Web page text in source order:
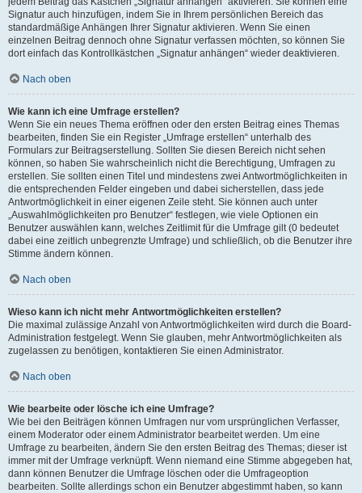
Signatur auch hinzufügen, indem Sie in Ihrem persönlichen Bereich das
standardmäßige Anhängen Ihrer Signatur aktivieren. Wenn Sie einen
einzelnen Beitrag dennoch ohne Signatur verfassen möchten, so können Sie
dort einfach das Kontrollkästchen „Signatur anhängen“ wieder deaktivieren.
Nach oben
Wie kann ich eine Umfrage erstellen?
Wenn Sie ein neues Thema eröffnen oder den ersten Beitrag eines Themas
bearbeiten, finden Sie ein Register „Umfrage erstellen“ unterhalb des
Formulars zur Beitragserstellung. Sollten Sie diesen Bereich nicht sehen
können, so haben Sie wahrscheinlich nicht die Berechtigung, Umfragen zu
erstellen. Sie sollten einen Titel und mindestens zwei Antwortmöglichkeiten in
die entsprechenden Felder eingeben und dabei sicherstellen, dass jede
Antwortmöglichkeit in einer eigenen Zeile steht. Sie können auch unter
„Auswahlmöglichkeiten pro Benutzer“ festlegen, wie viele Optionen ein
Benutzer auswählen kann, welches Zeitlimit für die Umfrage gilt (0 bedeutet
dabei eine zeitlich unbegrenzte Umfrage) und schließlich, ob die Benutzer ihre
Stimme ändern können.
Nach oben
Wieso kann ich nicht mehr Antwortmöglichkeiten erstellen?
Die maximal zulässige Anzahl von Antwortmöglichkeiten wird durch die Board-
Administration festgelegt. Wenn Sie glauben, mehr Antwortmöglichkeiten als
zugelassen zu benötigen, kontaktieren Sie einen Administrator.
Nach oben
Wie bearbeite oder lösche ich eine Umfrage?
Wie bei den Beiträgen können Umfragen nur vom ursprünglichen Verfasser,
einem Moderator oder einem Administrator bearbeitet werden. Um eine
Umfrage zu bearbeiten, ändern Sie den ersten Beitrag des Themas; dieser ist
immer mit der Umfrage verknüpft. Wenn niemand eine Stimme abgegeben hat,
dann können Benutzer die Umfrage löschen oder die Umfrageoption
bearbeiten. Sollte allerdings schon ein Benutzer abgestimmt haben, so kann